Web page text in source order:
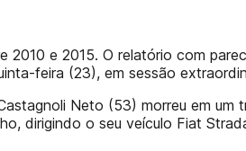
e 2015. O relatório com
feira (23), em sessão
Neto (53) morreu em
dirigindo o seu veículo Fiat